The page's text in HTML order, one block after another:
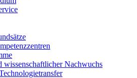
wissenschaftlicher Nachwuchs